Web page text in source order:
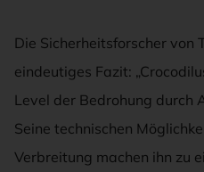
Die Sicherheitsforscher von
eindeutiges Fazit:
Level der Bedrohung durch
Seine technischen
Verbreitung machen ihn zu